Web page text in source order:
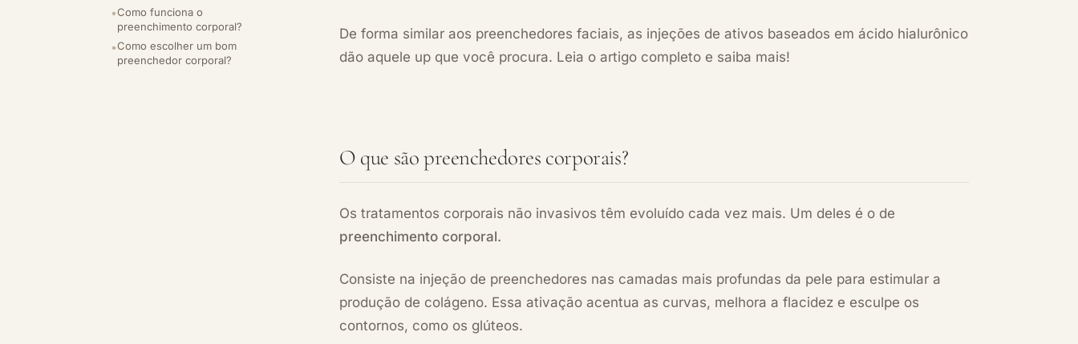
Como funciona o
preenchimento corporal?
Como escolher um bom
preenchedor corporal?
De forma similar aos preenchedores faciais, as injeções de ativos baseados em ácido hialurônico
dão aquele up que você procura. Leia o artigo completo e saiba mais!
O que são preenchedores corporais?
Os tratamentos corporais não invasivos têm evoluído cada vez mais. Um deles é o de
preenchimento corporal.
Consiste na injeção de preenchedores nas camadas mais profundas da pele para estimular a
produção de colágeno. Essa ativação acentua as curvas, melhora a flacidez e esculpe os
contornos, como os glúteos.